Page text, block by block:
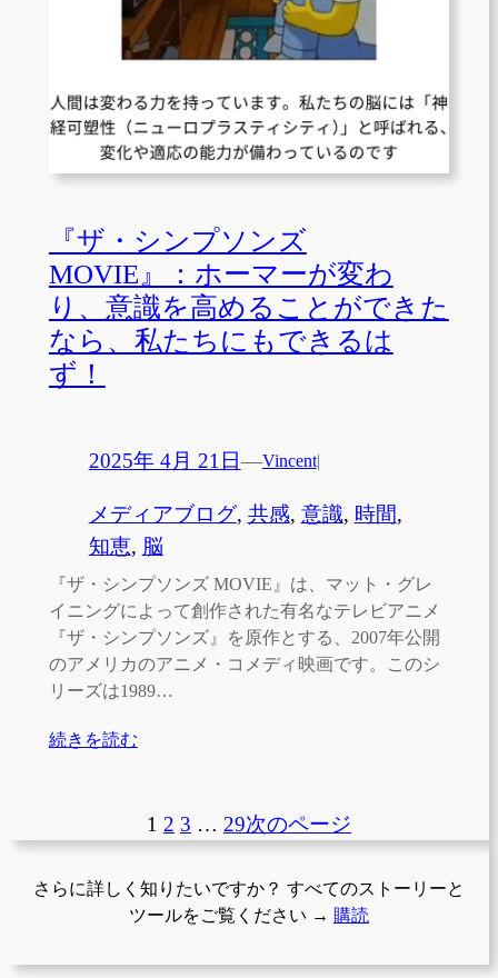
『ザ・シンプソンズ
MOVIE』：ホーマーが変わ
り、意識を高めることができた
なら、私たちにもできるは
ず！
2025年 4月 21日—Vincent|
メディアブログ, 共感, 意識, 時間
知恵, 脳
『ザ・シンプソンズ MOVIE』は、マット・グレ
イニングによって創作された有名なテレビアニメ
『ザ・シンプソンズ』を原作とする、2007年公開
のアメリカのアニメ・コメディ映画です。このシ
リーズは1989…
続きを読む
1 2 3 … 29次のページ
さらに詳しく知りたいですか？ すべてのストーリーと
ツールをご覧ください → 購読